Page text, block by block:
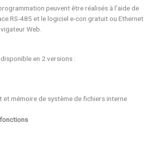
peuvent être réalisés à l’aide de
RS-485 et le logiciel e-con gratuit ou Ethernet
Web.
en 2 versions :
et mémoire de système de fichiers interne